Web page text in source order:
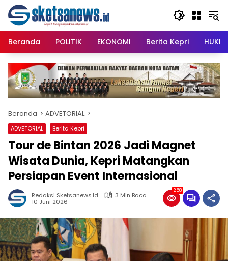
content
Langsung
konten
Beranda
POLITIK EKONOMI Berita Kepri
Beranda ADVETORIAL
ADVETORIAL Berita Kepri
Tour de Bintan 2026 Jadi Magnet
Wisata Dunia, Kepri Matangkan
Persiapan Event Internasional
Redaksi Sketsanews.id
3 Min Baca
10 Juni 2026
258